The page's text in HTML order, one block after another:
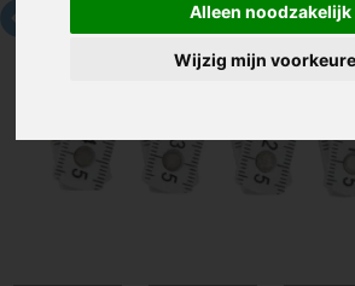
Alleen noodzakelijk
Wijzig mijn